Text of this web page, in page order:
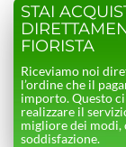
STAI
FIORISTA
Riceviamo noi
l’ordine che il
importo. Questo
realizzare il
migliore dei modi,
soddisfazione.